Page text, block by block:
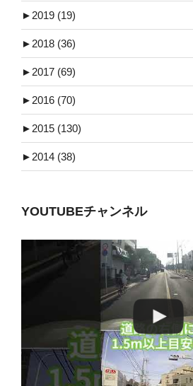
► 2019 (19)
► 2018 (36)
► 2017 (69)
► 2016 (70)
► 2015 (130)
► 2014 (38)
YOUTUBEチャンネル